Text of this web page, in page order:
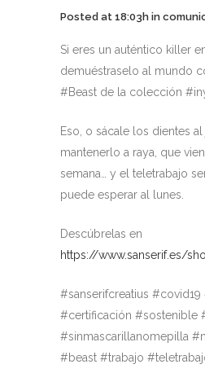
Posted at 18:03h in
Si eres un auténtico killer
demuéstraselo al mundo
#Beast de la colección
Eso, o sácale los dientes al
mantenerlo a raya, que
semana… y el teletrabajo
puede esperar al lunes.
Descúbrelas en
https://www.sanserif.es/
#sanserifcreatius #covid19
#certificación #sostenible
#sinmascarillanomepilla
#beast #trabajo